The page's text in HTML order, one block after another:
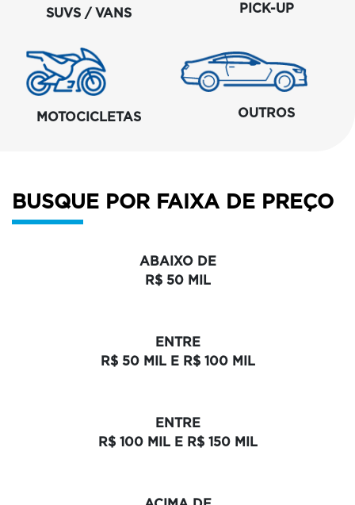
SUVS / VANS PICK-UP
MOTOCICLETAS OUTROS
BUSQUE POR FAIXA DE PREÇO
ABAIXO DE
R$ 50 MIL
ENTRE
R$ 50 MIL E R$ 100 MIL
ENTRE
R$ 100 MIL E R$ 150 MIL